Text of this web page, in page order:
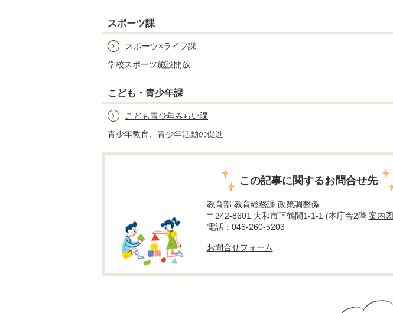
スポーツ課
スポーツ×ライフ課
学校スポーツ施設開放
こども・青少年課
こども青少年みらい課
青少年教育、青少年活動の促進
この記事に関するお問合せ先
教育部 教育総務課 政策調整係
〒242-8601 大和市下鶴間1-1-1 (本庁舎2階 案内図
電話：046-260-5203
お問合せフォーム